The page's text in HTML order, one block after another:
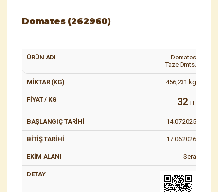
Domates (262960)
Domates
Taze Dmts.
456,231 kg
32TL
14.07.2025
17.06.2026
Sera